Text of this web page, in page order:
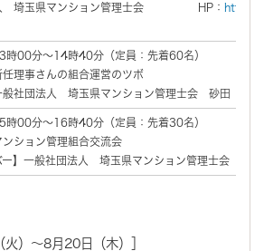
人 埼玉県マンション管理士会 HP： http://
時00分～14時40分（定員：先着60名）
理事さんの組合運営のツボ
般社団法人 埼玉県マンション管理士会 砂田 康
時00分～16時40分（定員：先着30名）
ンション管理組合交流会
ー】一般社団法人 埼玉県マンション管理士会
）～8月20日（木）］